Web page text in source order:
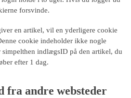
forsvinde.
en artikel, vil en yderligere cookie
cookie indeholder ikke nogle
simpelthen indlægsID på den artikel, du
efter 1 dag.
fra andre websteder